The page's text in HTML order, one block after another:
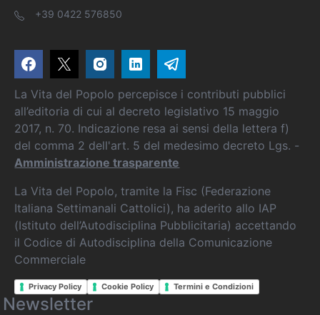
+39 0422 576850
La Vita del Popolo percepisce i contributi pubblici
all’editoria di cui al decreto legislativo 15 maggio
2017, n. 70. Indicazione resa ai sensi della lettera f)
del comma 2 dell'art. 5 del medesimo decreto Lgs. -
Amministrazione trasparente
La Vita del Popolo, tramite la Fisc (Federazione
Italiana Settimanali Cattolici), ha aderito allo IAP
(Istituto dell’Autodisciplina Pubblicitaria) accettando
il Codice di Autodisciplina della Comunicazione
Commerciale
Privacy Policy Cookie Policy Termini e Condizioni
Newsletter